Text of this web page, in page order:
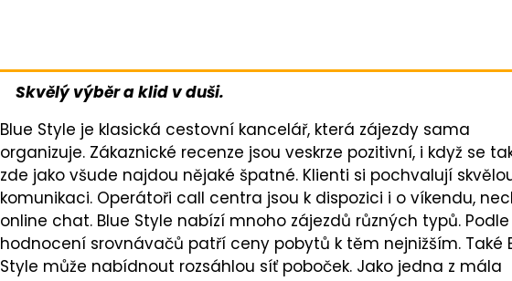
Skvělý výběr a klid v duši.
Blue Style je klasická cestovní kancelář, která zájezdy sama
organizuje. Zákaznické recenze jsou veskrze pozitivní, i když se
zde jako všude najdou nějaké špatné. Klienti si pochvalují
komunikaci. Operátoři call centra jsou k dispozici i o víkendu,
online chat. Blue Style nabízí mnoho zájezdů různých typů. Podle
hodnocení srovnávačů patří ceny pobytů k těm nejnižším. Také
Style může nabídnout rozsáhlou síť poboček. Jako jedna z mála